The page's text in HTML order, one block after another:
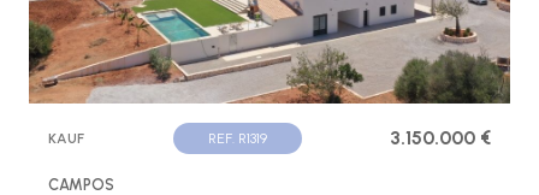
KAUF REF. R1319 3.150.000 €
CAMPOS